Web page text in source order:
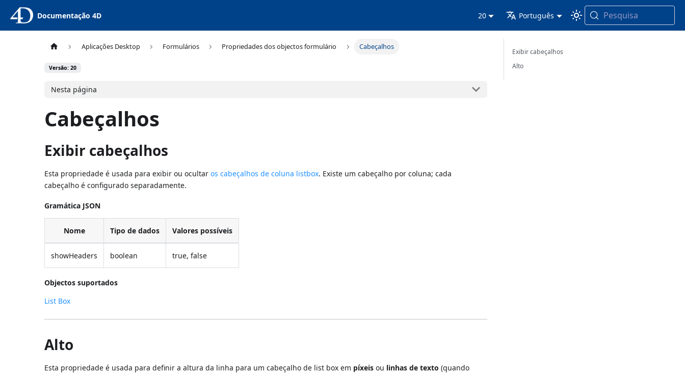
Documentação 4D 20 Português Pesquisa
Aplicações Desktop Formulários Propriedades dos objectos formulário Cabeçalhos
Versão: 20
Nesta página
Cabeçalhos
Exibir cabeçalhos
Esta propriedade é usada para exibir ou ocultaros cabeçalhos de coluna listbox. Existe um cabeçalho por coluna; cada
cabeçalho é configurado separadamente.
Gramática JSON
Nome Tipo de dados Valores possíveis
showHeaders boolean true, false
Objectos suportados
List Box
Alto
Esta propriedade é usada para definir a altura da linha para um cabeçalho de list box em píxeis ou linhas de texto (quando
Exibir cabeçalhos
Alto